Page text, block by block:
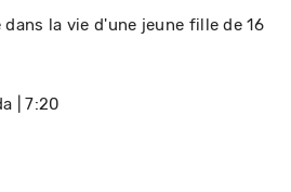
la vie d'une jeune fille de 16
7:20